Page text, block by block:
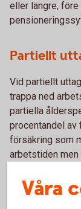
eller längre,
Partiellt
Vid partiellt
trappa ned
partiella
procentandel
försäkring som
arbetstiden
nedtrappning
Våra